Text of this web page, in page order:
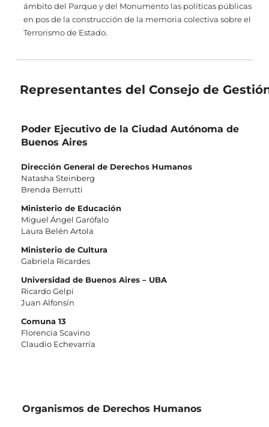
ámbito del Parque y del Monumento las políticas públicas
en pos de la construcción de la memoria colectiva sobre el
Terrorismo de Estado.
Representantes del Consejo de
Poder Ejecutivo de la Ciudad Autónoma de
Buenos Aires
Dirección General de Derechos Humanos
Natasha Steinberg
Brenda Berrutti
Ministerio de Educación
Miguel Ángel Garófalo
Laura Belén Artola
Ministerio de Cultura
Gabriela Ricardes
Universidad de Buenos Aires – UBA
Ricardo Gelpi
Juan Alfonsín
Comuna 13
Florencia Scavino
Claudio Echevarría
Organismos de Derechos Humanos